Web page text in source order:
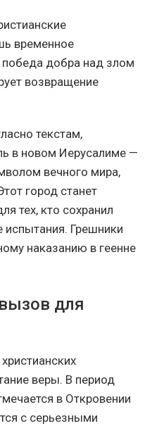
временное
победа добра над злом
возвращение
текстам,
в новом Иерусалиме —
вечного мира,
город станет
тех, кто сохранил
испытания. Грешники
наказанию в геенне
для
веры. В период
в Откровении
с серьезными